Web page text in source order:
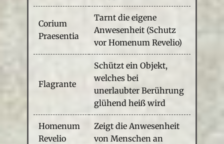
Corium
Praesentia
Tarnt die eigene
Anwesenheit (Schutz
vor Homenum Revelio)
Flagrante
Schützt ein Objekt,
welches bei
unerlaubter Berührung
glühend heiß wird
Homenum
Revelio
Zeigt die Anwesenheit
von Menschen an